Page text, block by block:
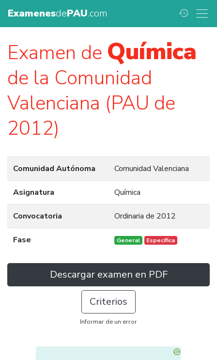
ExamenesdePAU.com history
Examen de Química
de la Comunidad
Valenciana (PAU de
2012)
Comunidad Autónoma Comunidad Valenciana
Asignatura Química
Convocatoria Ordinaria de 2012
Fase General Específica
Descargar examen en PDF
Criterios
Informar de un error